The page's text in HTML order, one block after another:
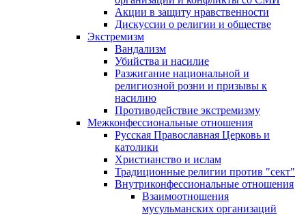
Акции в защиту нравственности
Дискуссии о религии и обществе
Экстремизм
Вандализм
Убийства и насилие
Разжигание национальной и
религиозной розни и призывы к
насилию
Противодействие экстремизму
Межконфессиональные отношения
Русская Православная Церковь и
католики
Христианство и ислам
Традиционные религии против "сект"
Внутриконфессиональные отношения
Взаимоотношения
мусульманских организаций